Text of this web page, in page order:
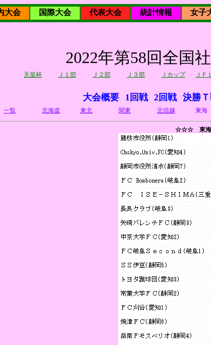
大会 国際大会 代表大会 統計情報 女子
2022年第58回全国
天皇杯 Ｊ１部 Ｊ２部 Ｊ３部 Ｊカップ ＪＦ
大会概要 1回戦 2回戦 決勝
一覧 北海道 東北 関東 北信越 東海
☆☆☆ 東